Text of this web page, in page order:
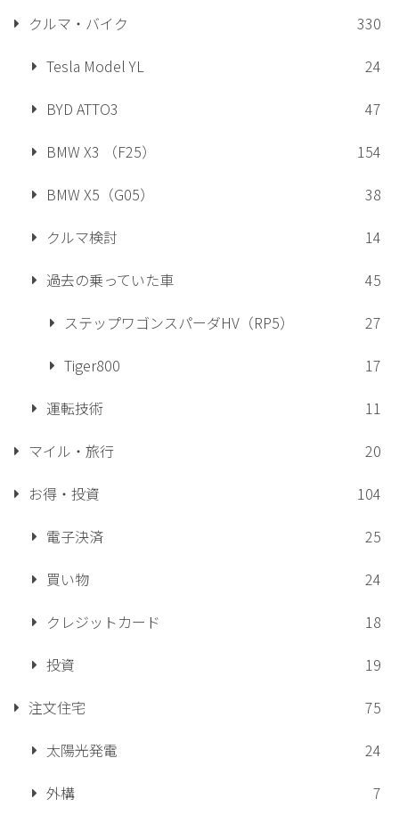
クルマ・バイク
330
Tesla Model YL
24
BYD ATTO3
47
BMW X3 （F25）
154
BMW X5（G05）
38
クルマ検討
14
過去の乗っていた車
45
ステップワゴンスパーダHV（RP5）
27
Tiger800
17
運転技術
11
マイル・旅行
20
お得・投資
104
電子決済
25
買い物
24
クレジットカード
18
投資
19
注文住宅
75
太陽光発電
24
外構
7